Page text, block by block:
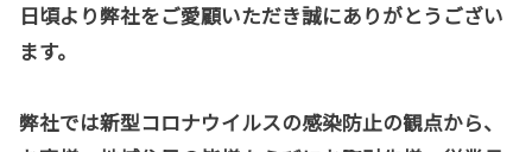
日頃より弊社をご愛顧いただき誠にありがとうござい
ます。
弊社では新型コロナウイルスの感染防止の観点から、